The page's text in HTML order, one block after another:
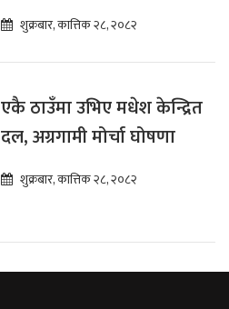
शुक्रबार, कात्तिक २८, २०८२
एकै ठाउँमा उभिए मधेश केन्द्रित
दल, अग्रगामी मोर्चा घोषणा
शुक्रबार, कात्तिक २८, २०८२